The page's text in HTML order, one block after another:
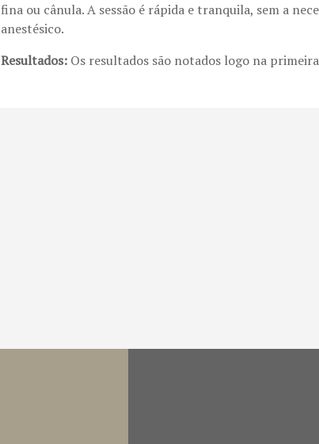
fina ou cânula. A sessão é rápida e tranquila, sem a
anestésico.
Resultados: Os resultados são notados logo na